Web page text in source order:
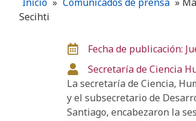
Secihti
Fecha de publicación:
Secretaría de Ciencia
La secretaría de Ciencia,
y el subsecretario de
Santiago, encabezaron la